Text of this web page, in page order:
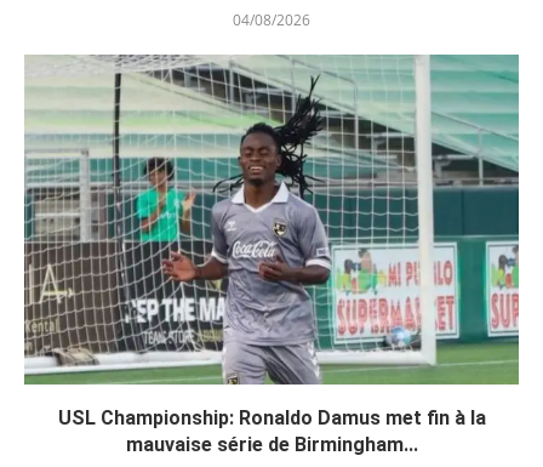
04/08/2026
USL Championship: Ronaldo Damus met fin à la
mauvaise série de Birmingham...